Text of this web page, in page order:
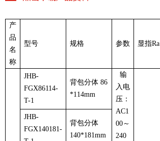
产
品
名
称
型号 规格 参数 显指Ra
JHB-
FGX86114-
T-1
背包分体 86
*114mm
输
入电
压：
AC1
00～
240
JHB-
FGX140181-
背包分体
140*181mm